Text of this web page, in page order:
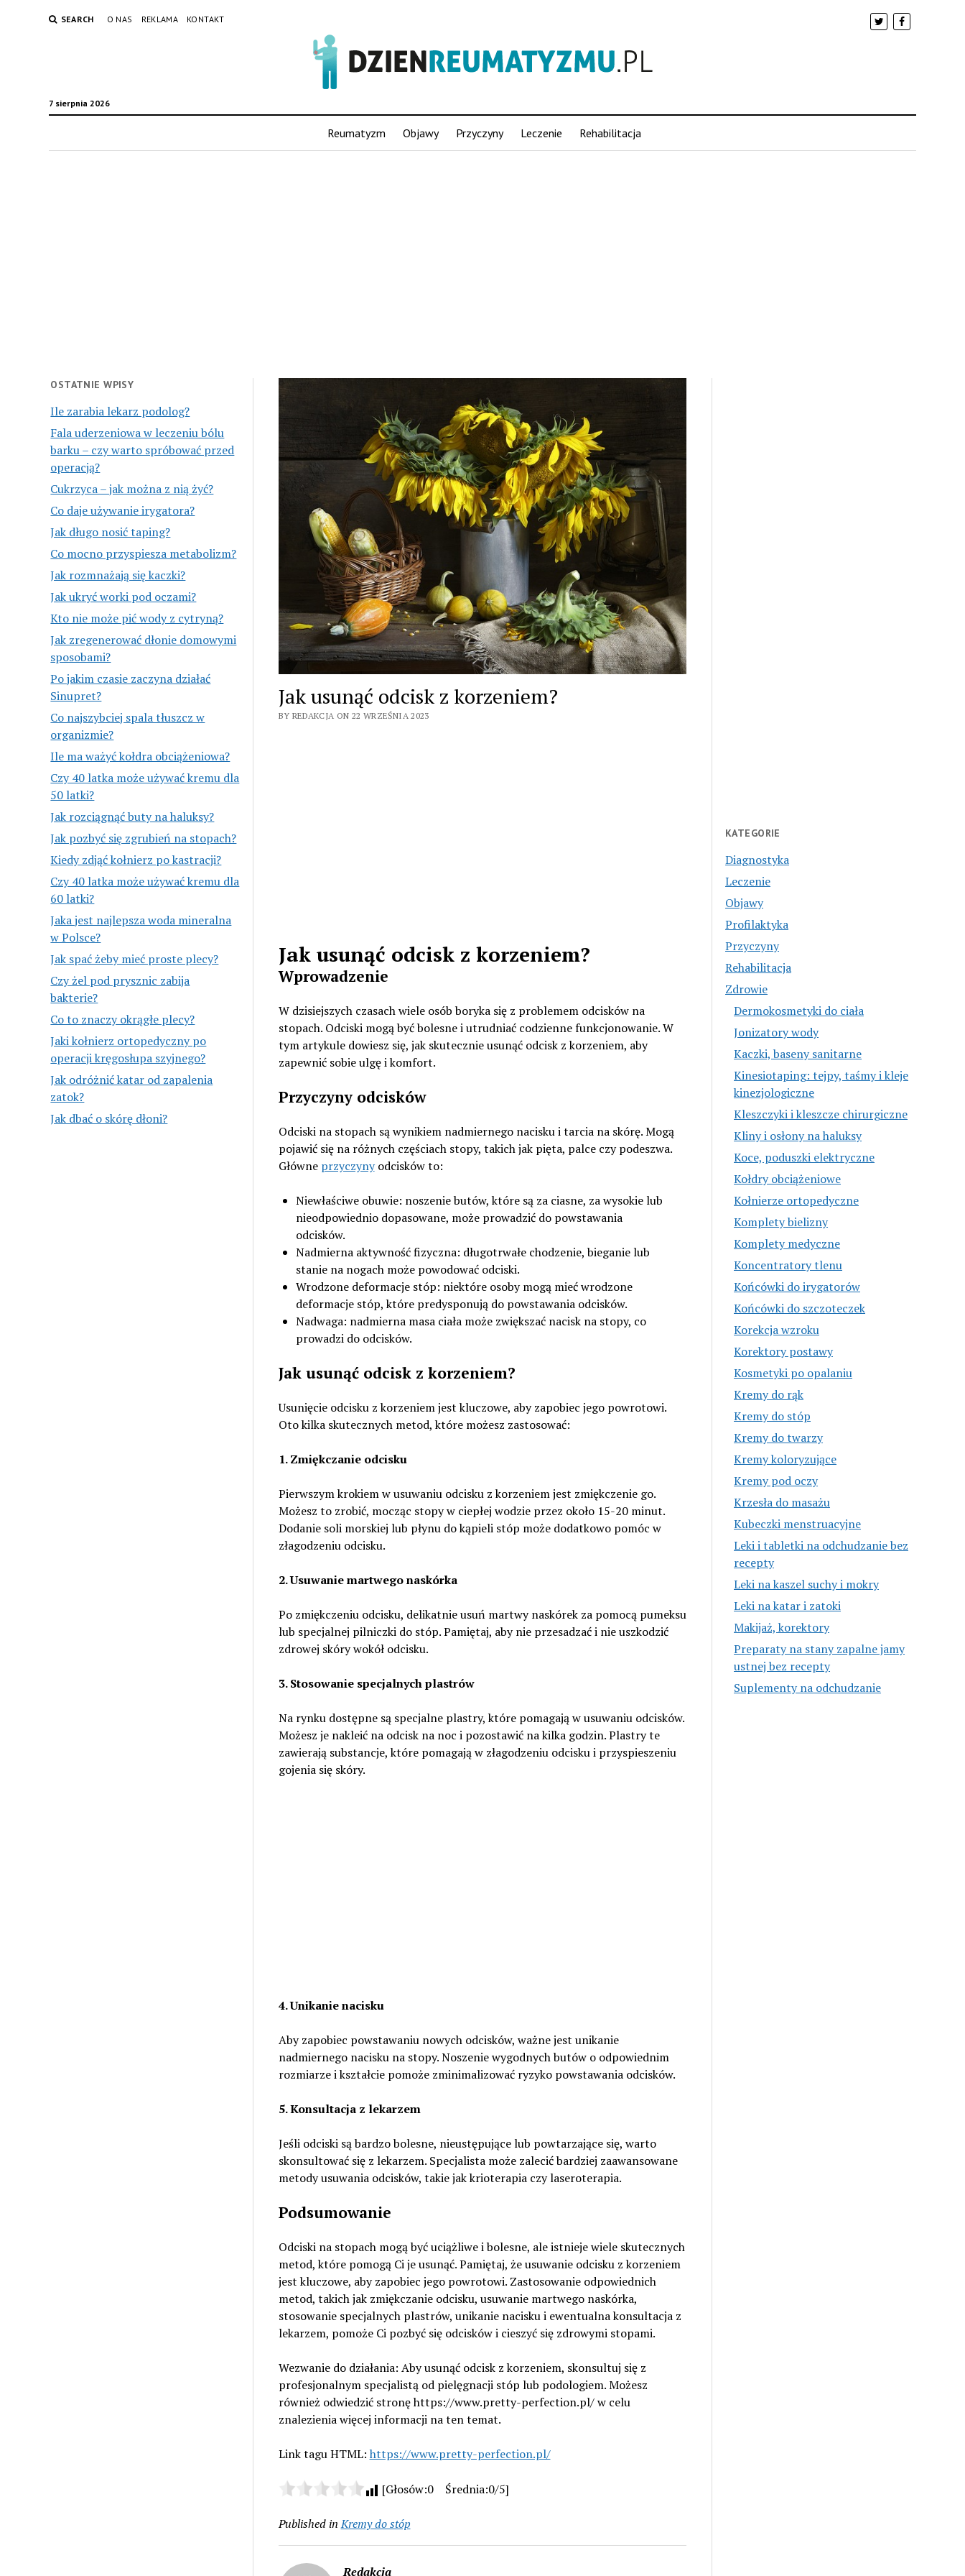
SEARCH O NAS REKLAMA KONTAKT
7 sierpnia 2026
Reumatyzm Objawy Przyczyny Leczenie Rehabilitacja
OSTATNIE WPISY
Ile zarabia lekarz podolog?
Fala uderzeniowa w leczeniu bólu
barku – czy warto spróbować przed
operacją?
Cukrzyca – jak można z nią żyć?
Co daje używanie irygatora?
Jak długo nosić taping?
Co mocno przyspiesza metabolizm?
Jak rozmnażają się kaczki?
Jak ukryć worki pod oczami?
Kto nie może pić wody z cytryną?
Jak zregenerować dłonie domowymi
sposobami?
Po jakim czasie zaczyna działać
Sinupret?
Co najszybciej spala tłuszcz w
organizmie?
Ile ma ważyć kołdra obciążeniowa?
Czy 40 latka może używać kremu dla
50 latki?
Jak rozciągnąć buty na haluksy?
Jak pozbyć się zgrubień na stopach?
Kiedy zdjąć kołnierz po kastracji?
Czy 40 latka może używać kremu dla
60 latki?
Jaka jest najlepsza woda mineralna
w Polsce?
Jak spać żeby mieć proste plecy?
Czy żel pod prysznic zabija
bakterie?
Co to znaczy okrągłe plecy?
Jaki kołnierz ortopedyczny po
operacji kręgosłupa szyjnego?
Jak odróżnić katar od zapalenia
zatok?
Jak dbać o skórę dłoni?
Jak usunąć odcisk z korzeniem?
BY REDAKCJA ON 22 WRZEŚNIA 2023
Jak usunąć odcisk z korzeniem?
Wprowadzenie
W dzisiejszych czasach wiele osób boryka się z problemem odcisków na
stopach. Odciski mogą być bolesne i utrudniać codzienne funkcjonowanie. W
tym artykule dowiesz się, jak skutecznie usunąć odcisk z korzeniem, aby
zapewnić sobie ulgę i komfort.
Przyczyny odcisków
Odciski na stopach są wynikiem nadmiernego nacisku i tarcia na skórę. Mogą
pojawić się na różnych częściach stopy, takich jak pięta, palce czy podeszwa.
Główne przyczynyodcisków to:
Niewłaściwe obuwie: noszenie butów, które są za ciasne, za wysokie lub
nieodpowiednio dopasowane, może prowadzić do powstawania
odcisków.
Nadmierna aktywność fizyczna: długotrwałe chodzenie, bieganie lub
stanie na nogach może powodować odciski.
Wrodzone deformacje stóp: niektóre osoby mogą mieć wrodzone
deformacje stóp, które predysponują do powstawania odcisków.
Nadwaga: nadmierna masa ciała może zwiększać nacisk na stopy, co
prowadzi do odcisków.
Jak usunąć odcisk z korzeniem?
Usunięcie odcisku z korzeniem jest kluczowe, aby zapobiec jego powrotowi.
Oto kilka skutecznych metod, które możesz zastosować:
1. Zmiękczanie odcisku
Pierwszym krokiem w usuwaniu odcisku z korzeniem jest zmiękczenie go.
Możesz to zrobić, mocząc stopy w ciepłej wodzie przez około 15-20 minut.
Dodanie soli morskiej lub płynu do kąpieli stóp może dodatkowo pomóc w
złagodzeniu odcisku.
2. Usuwanie martwego naskórka
Po zmiękczeniu odcisku, delikatnie usuń martwy naskórek za pomocą pumeksu
lub specjalnej pilniczki do stóp. Pamiętaj, aby nie przesadzać i nie uszkodzić
zdrowej skóry wokół odcisku.
3. Stosowanie specjalnych plastrów
Na rynku dostępne są specjalne plastry, które pomagają w usuwaniu odcisków.
Możesz je nakleić na odcisk na noc i pozostawić na kilka godzin. Plastry te
zawierają substancje, które pomagają w złagodzeniu odcisku i przyspieszeniu
gojenia się skóry.
4. Unikanie nacisku
Aby zapobiec powstawaniu nowych odcisków, ważne jest unikanie
nadmiernego nacisku na stopy. Noszenie wygodnych butów o odpowiednim
rozmiarze i kształcie pomoże zminimalizować ryzyko powstawania odcisków.
5. Konsultacja z lekarzem
Jeśli odciski są bardzo bolesne, nieustępujące lub powtarzające się, warto
skonsultować się z lekarzem. Specjalista może zalecić bardziej zaawansowane
metody usuwania odcisków, takie jak krioterapia czy laseroterapia.
Podsumowanie
Odciski na stopach mogą być uciążliwe i bolesne, ale istnieje wiele skutecznych
metod, które pomogą Ci je usunąć. Pamiętaj, że usuwanie odcisku z korzeniem
jest kluczowe, aby zapobiec jego powrotowi. Zastosowanie odpowiednich
metod, takich jak zmiękczanie odcisku, usuwanie martwego naskórka,
stosowanie specjalnych plastrów, unikanie nacisku i ewentualna konsultacja z
lekarzem, pomoże Ci pozbyć się odcisków i cieszyć się zdrowymi stopami.
Wezwanie do działania: Aby usunąć odcisk z korzeniem, skonsultuj się z
profesjonalnym specjalistą od pielęgnacji stóp lub podologiem. Możesz
również odwiedzić stronę https://www.pretty-perfection.pl/ w celu
znalezienia więcej informacji na ten temat.
Link tagu HTML: https://www.pretty-perfection.pl/
[Głosów:0 Średnia:0/5]
Published in Kremy do stóp
Redakcja
KATEGORIE
Diagnostyka
Leczenie
Objawy
Profilaktyka
Przyczyny
Rehabilitacja
Zdrowie
Dermokosmetyki do ciała
Jonizatory wody
Kaczki, baseny sanitarne
Kinesiotaping: tejpy, taśmy i kleje
kinezjologiczne
Kleszczyki i kleszcze chirurgiczne
Kliny i osłony na haluksy
Koce, poduszki elektryczne
Kołdry obciążeniowe
Kołnierze ortopedyczne
Komplety bielizny
Komplety medyczne
Koncentratory tlenu
Końcówki do irygatorów
Końcówki do szczoteczek
Korekcja wzroku
Korektory postawy
Kosmetyki po opalaniu
Kremy do rąk
Kremy do stóp
Kremy do twarzy
Kremy koloryzujące
Kremy pod oczy
Krzesła do masażu
Kubeczki menstruacyjne
Leki i tabletki na odchudzanie bez
recepty
Leki na kaszel suchy i mokry
Leki na katar i zatoki
Makijaż, korektory
Preparaty na stany zapalne jamy
ustnej bez recepty
Suplementy na odchudzanie